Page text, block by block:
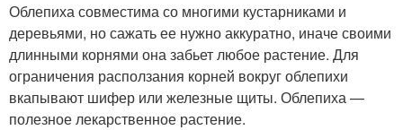
Облепиха совместима со многими кустарниками и
деревьями, но сажать ее нужно аккуратно, иначе своими
длинными корнями она забьет любое растение. Для
ограничения расползания корней вокруг облепихи
вкапывают шифер или железные щиты. Облепиха —
полезное лекарственное растение.